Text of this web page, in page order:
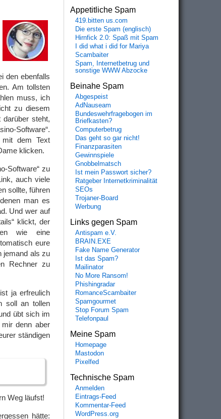
den ebenfalls
Am tollsten
muss, ich
zu diesem
darüber steht,
Software“.
dem Text
klicken.
Software“ zu
auch viele
sollte, führen
man es
Und wer auf
klickt, der
wie eine
eure
jemand als zu
Rechner zu
ist ja erfreulich
soll an tollen
übt sich im
denn aber
ständigen
Weg läufst!
hätte:
Appetitliche Spam
419.bitten us.com
Die erste Spam (englisch)
Hirnfick 2.0: Spaß mit Spam
I did what i did for Mariya
Scambaiter
Spam, Internetbetrug und
sonstige WWW Abzocke
Beinahe Spam
Abgespeist
AdNauseam
Bundeswehrfragebogen im
Briefkasten?
Computerbetrug
Das geht so gar nicht!
Finanzparasiten
Gewinnspiele
Gnobbelmatsch
Ist mein Passwort sicher?
Ratgeber Internetkriminalität
SEOs
Trojaner-Board
Werbung
Links gegen Spam
Antispam e.V.
BRAIN.EXE
Fake Name Generator
Ist das Spam?
Mailinator
No More Ransom!
Phishingradar
RomanceScambaiter
Spamgourmet
Stop Forum Spam
Telefonpaul
Meine Spam
Homepage
Mastodon
Pixelfed
Technische Spam
Anmelden
Eintrags-Feed
Kommentar-Feed
WordPress.org